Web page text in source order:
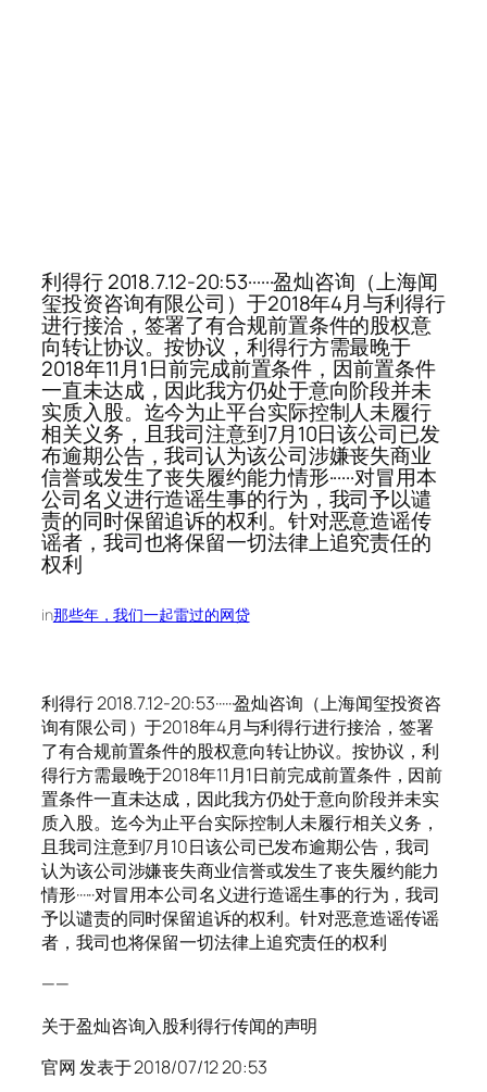
利得行 2018.7.12-20:53······盈灿咨询（上海闻
玺投资咨询有限公司）于2018年4月与利得行
进行接洽，签署了有合规前置条件的股权意
向转让协议。按协议，利得行方需最晚于
2018年11月1日前完成前置条件，因前置条件
一直未达成，因此我方仍处于意向阶段并未
实质入股。迄今为止平台实际控制人未履行
相关义务，且我司注意到7月10日该公司已发
布逾期公告，我司认为该公司涉嫌丧失商业
信誉或发生了丧失履约能力情形······对冒用本
公司名义进行造谣生事的行为，我司予以谴
责的同时保留追诉的权利。针对恶意造谣传
谣者，我司也将保留一切法律上追究责任的
权利
in那些年，我们一起雷过的网贷
利得行 2018.7.12-20:53······盈灿咨询（上海闻玺投资咨
询有限公司）于2018年4月与利得行进行接洽，签署
了有合规前置条件的股权意向转让协议。按协议，利
得行方需最晚于2018年11月1日前完成前置条件，因前
置条件一直未达成，因此我方仍处于意向阶段并未实
质入股。迄今为止平台实际控制人未履行相关义务，
且我司注意到7月10日该公司已发布逾期公告，我司
认为该公司涉嫌丧失商业信誉或发生了丧失履约能力
情形······对冒用本公司名义进行造谣生事的行为，我司
予以谴责的同时保留追诉的权利。针对恶意造谣传谣
者，我司也将保留一切法律上追究责任的权利
——
关于盈灿咨询入股利得行传闻的声明
官网 发表于 2018/07/12 20:53